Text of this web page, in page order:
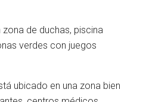
de duchas, piscina
verdes con juegos
ubicado en una zona bien